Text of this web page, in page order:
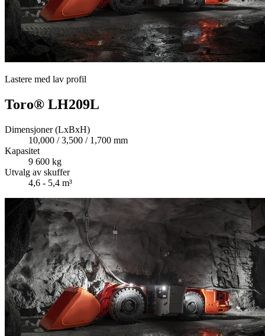
Lastere med lav profil
Toro® LH209L
Dimensjoner (LxBxH)
10,000 / 3,500 / 1,700 mm
Kapasitet
9 600 kg
Utvalg av skuffer
4,6 - 5,4 m³